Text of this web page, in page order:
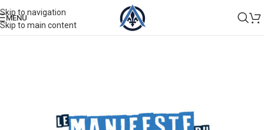
Skip to navigation
Skip to main content
MENU